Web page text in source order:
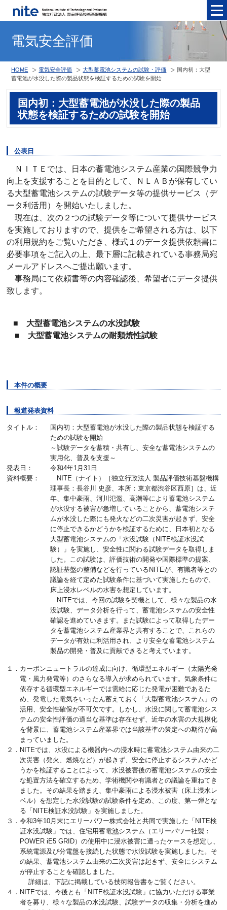
電気安全評価
HOME 電気安全評価 大型蓄電池システムの試験・評価
国内初：大型
蓄電池が水没した際の製品状態を検証するための試験を開始
国内初：大型蓄電池が水没した際の製品
状態を検証するための試験を開始
公表日
ＮＩＴＥでは、日本の蓄電池システム産業の国際競争力
向上を支援することを目的として、ＮＬＡＢが保有してい
る大型蓄電池システムの試験データ等の提供サービス（デ
ータ利活用）を開始いたしました。
現在は、次の２つの試験データ等について提供サービス
を実施しておりますので、提供をご希望される方は、以下
の利用規約をご覧いただき、様式１のデータ提供依頼書に
必要事項をご記入の上、最下層に記載されている事務局宛
メールアドレスへご提出願います。
事務局にて依頼書等の内容確認後、希望者にデータ提供
致します。
■ 大型蓄電池システムの水没試験
■ 大型蓄電池システムの耐類焼性試験
本件の概要
報道発表資料
タイトル：
国内初：大型蓄電池が水没した際の製品状態を検証する
ための試験を開始
～試験データを蓄積・共有し、安全な蓄電池システムの
実用化、普及を支援～
発表日：
令和4年1月31日
資料概要：
NITE（ナイト）［独立行政法人 製品評価技術基盤機構
理事長：長谷川 史彦、本所：東京都渋谷区西原］は、近
年、集中豪雨、河川氾濫、高潮等により蓄電池システム
が水没する被害が急増していることから、蓄電池システ
ムが水没した際にも発火などの二次災害が起きず、安全
に停止できるかどうかを検証するために、日本初となる
大型蓄電池システムの「水没試験（NITE検証水没試
験）」を実施し、安全性に関わる試験データを取得しま
した。この試験は、評価技術の開発や国際標準の提案、
認証基盤の整備などを行っているNITEが、有識者等との
議論を経て定めた試験条件に基づいて実施したもので、
床上浸水レベルの水害を想定しています。
NITEでは、今回の試験を契機として、様々な製品の水
没試験、データ分析を行って、蓄電池システムの安全性
確認を進めていきます。また試験によって取得したデー
タを蓄電池システム産業界と共有することで、これらの
データが有効に利活用され、より安全な蓄電池システム
製品の開発・普及に貢献できると考えています。
１．カーボンニュートラルの達成に向け、循環型エネルギー（太陽光発
電・風力発電等）のさらなる導入が求められています。気象条件に
依存する循環型エネルギーでは需給に応じた発電が困難であるた
め、発電した電気をいったん蓄えておく「大型蓄電池システム」の
活用、安全性確保が不可欠です。しかし、水没に関して蓄電池シス
テムの安全性評価の適当な基準は存在せず、近年の水害の大規模化
を背景に、蓄電池システム産業界では当該基準の策定への期待が高
まっていました。
２．NITEでは、水没による機器内への浸水時に蓄電池システム由来の二
次災害（発火、燃焼など）が起きず、安全に停止するシステムかど
うかを検証することによって、水没被害後の蓄電池システムの安全
な処置方法を確立するため、学術機関や有識者との議論を重ねてき
ました。その結果を踏まえ、集中豪雨による浸水被害（床上浸水レ
ベル）を想定した水没試験の試験条件を定め、この度、第一弾とな
る「NITE検証水没試験」を実施しました。
３．令和3年10月末にエリーパワー株式会社と共同で実施した「NITE検
証水没試験」では、住宅用蓄電池システム（エリーパワー社製：
POWER iE5 GRID）の使用中に浸水被害に遭ったケースを想定し、
系統電源及び分電盤を接続した状態で水没試験を実施しました。そ
の結果、蓄電池システム由来の二次災害は起きず、安全にシステム
が停止することを確認しました。
詳細は、下記に掲載している技術報告書をご覧ください。
４．NITEでは、今後とも「NITE検証水没試験」に協力いただける事業
者を募り、様々な製品の水没試験、試験データの収集・分析を進め